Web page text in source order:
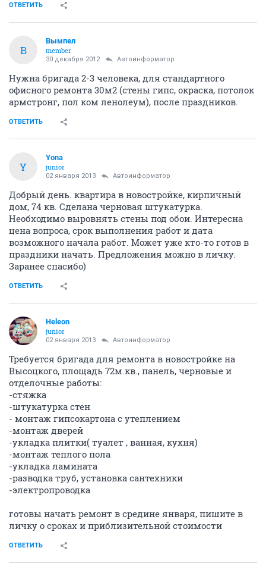
ОТВЕТИТЬ
В
Вымпел
member
30 декабря 2012 Автоинформатор
Нужна бригада 2-3 человека, для стандартного
офисного ремонта 30м2 (стены гипс, окраска, потолок
армстронг, пол ком ленолеум), после праздников.
ОТВЕТИТЬ
Y
Yona
junior
02 января 2013 Автоинформатор
Добрый день. квартира в новостройке, кирпичный
дом, 74 кв. Сделана черновая штукатурка.
Необходимо выровнять стены под обои. Интересна
цена вопроса, срок выполнения работ и дата
возможного начала работ. Может уже кто-то готов в
праздники начать. Предложения можно в личку.
Заранее спасибо)
ОТВЕТИТЬ
Heleon
junior
02 января 2013 Автоинформатор
Требуется бригада для ремонта в новостройке на
Высоцкого, площадь 72м.кв., панель, черновые и
отделочные работы:
-стяжка
-штукатурка стен
- монтаж гипсокартона с утеплением
-монтаж дверей
-укладка плитки( туалет , ванная, кухня)
-монтаж теплого пола
-укладка ламината
-разводка труб, установка сантехники
-электропроводка
готовы начать ремонт в средине января, пишите в
личку о сроках и приблизительной стоимости
ОТВЕТИТЬ